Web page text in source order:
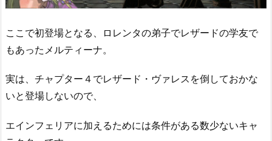
ここで初登場となる、ロレンタの弟子でレザードの学友で
もあったメルティーナ。
実は、チャプター４でレザード・ヴァレスを倒しておかな
いと登場しないので、
エインフェリアに加えるためには条件がある数少ないキャ